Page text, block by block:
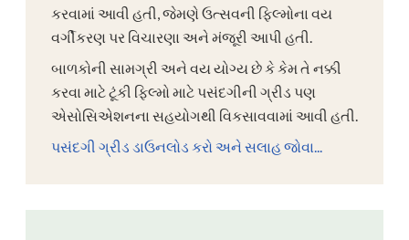
કરવામાં આવી હતી, જેમણે ઉત્સવની ફિલ્મોના વય
વર્ગીકરણ પર વિચારણા અને મંજૂરી આપી હતી.
બાળકોની સામગ્રી અને વય યોગ્ય છે કે કેમ તે નક્કી
કરવા માટે ટૂંકી ફિલ્મો માટે પસંદગીની ગ્રીડ પણ
એસોસિએશનના સહયોગથી વિકસાવવામાં આવી હતી.
પસંદગી ગ્રીડ ડાઉનલોડ કરો અને સલાહ જોવા...